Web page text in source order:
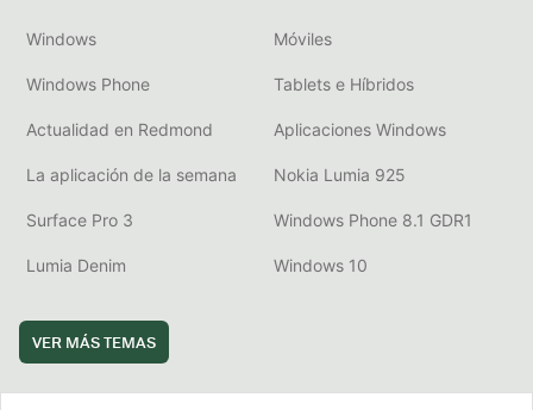
Windows Móviles
Windows Phone Tablets e Híbridos
Actualidad en Redmond Aplicaciones Windows
La aplicación de la semana Nokia Lumia 925
Surface Pro 3 Windows Phone 8.1 GDR1
Lumia Denim Windows 10
VER MÁS TEMAS